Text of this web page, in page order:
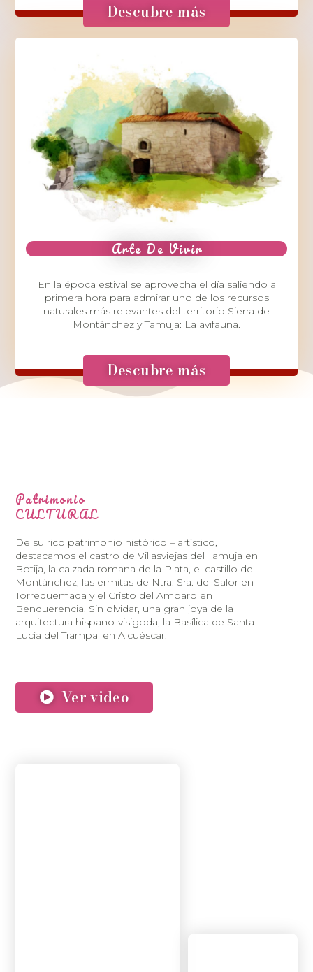
Descubre más
Arte De Vivir
En la época estival se aprovecha el día saliendo a
primera hora para admirar uno de los recursos
naturales más relevantes del territorio Sierra de
Montánchez y Tamuja: La avifauna.
Descubre más
Patrimonio
CULTURAL
De su rico patrimonio histórico – artístico,
destacamos el castro de Villasviejas del Tamuja en
Botija, la calzada romana de la Plata, el castillo de
Montánchez, las ermitas de Ntra. Sra. del Salor en
Torrequemada y el Cristo del Amparo en
Benquerencia. Sin olvidar, una gran joya de la
arquitectura hispano-visigoda, la Basílica de Santa
Lucía del Trampal en Alcuéscar.
Ver video